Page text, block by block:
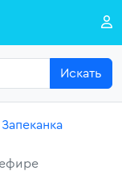
Искать
Запеканка